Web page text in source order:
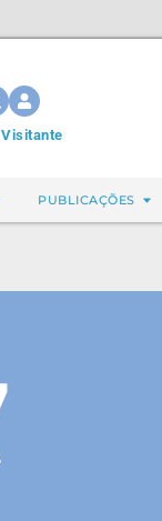
Visitante
PUBLICAÇÕES